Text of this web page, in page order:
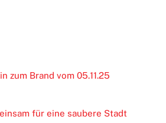
zum Brand vom 05.11.25
für eine saubere Stadt